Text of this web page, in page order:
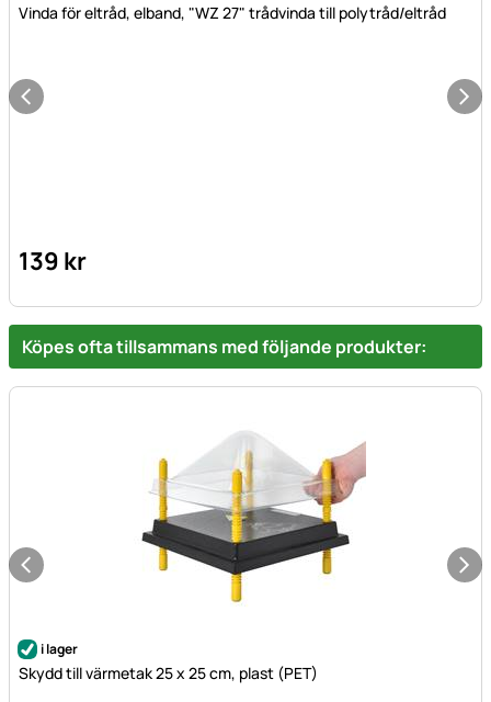
Vinda för eltråd, elband, "WZ 27" trådvinda till polytråd/eltråd
139 kr
Köpes ofta tillsammans med följande produkter:
i lager
Skydd till värmetak 25 x 25 cm, plast (PET)